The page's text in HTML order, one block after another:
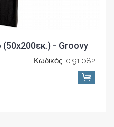
- Groovy
Κωδικός: 0.91.082